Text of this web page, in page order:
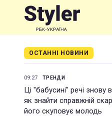
ОСТАННІ НОВИНИ
09:27 ТРЕНДИ
Ці "бабусині" речі знову
як знайти справжній
його скуповує молодь